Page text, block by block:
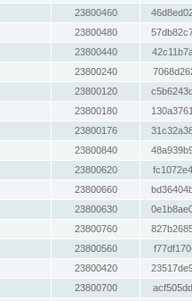
23800460
23800480
23800440
23800240
23800120
23800180
23800176
23800840
23800620
23800660
23800630
23800760
23800560
23800420
23800700